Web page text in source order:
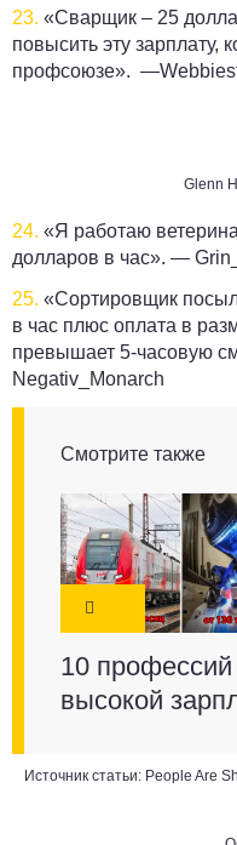
23. «Сварщик – 25
повысить эту зарплату,
профсоюзе». —
Glenn
24. «Я работаю
долларов в час». —
25. «Сортировщик
в час плюс оплата в
превышает 5-часовую
Negativ_Monarch
Смотрите также
10
высокой
Источник статьи: People Are